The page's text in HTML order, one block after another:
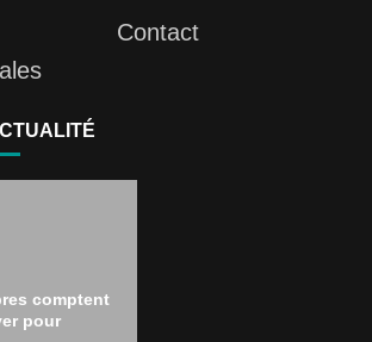
Contact
comptent
pour